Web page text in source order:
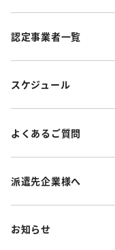
認定事業者一覧
スケジュール
よくあるご質問
派遣先企業様へ
お知らせ